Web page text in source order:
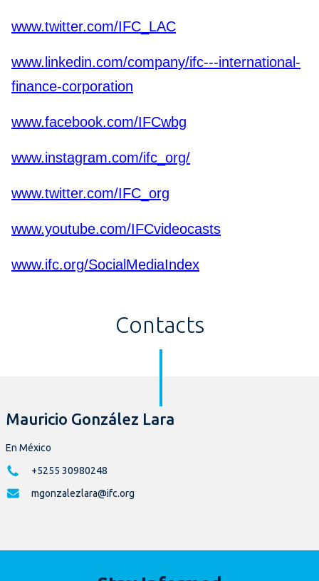
www.twitter.com/IFC_LAC
www.linkedin.com/company/ifc---international-
finance-corporation
www.facebook.com/IFCwbg
www.instagram.com/ifc_org/
www.twitter.com/IFC_org
www.youtube.com/IFCvideocasts
www.ifc.org/SocialMediaIndex
Contacts
Mauricio González Lara
En México
+5255 30980248
mgonzalezlara@ifc.org